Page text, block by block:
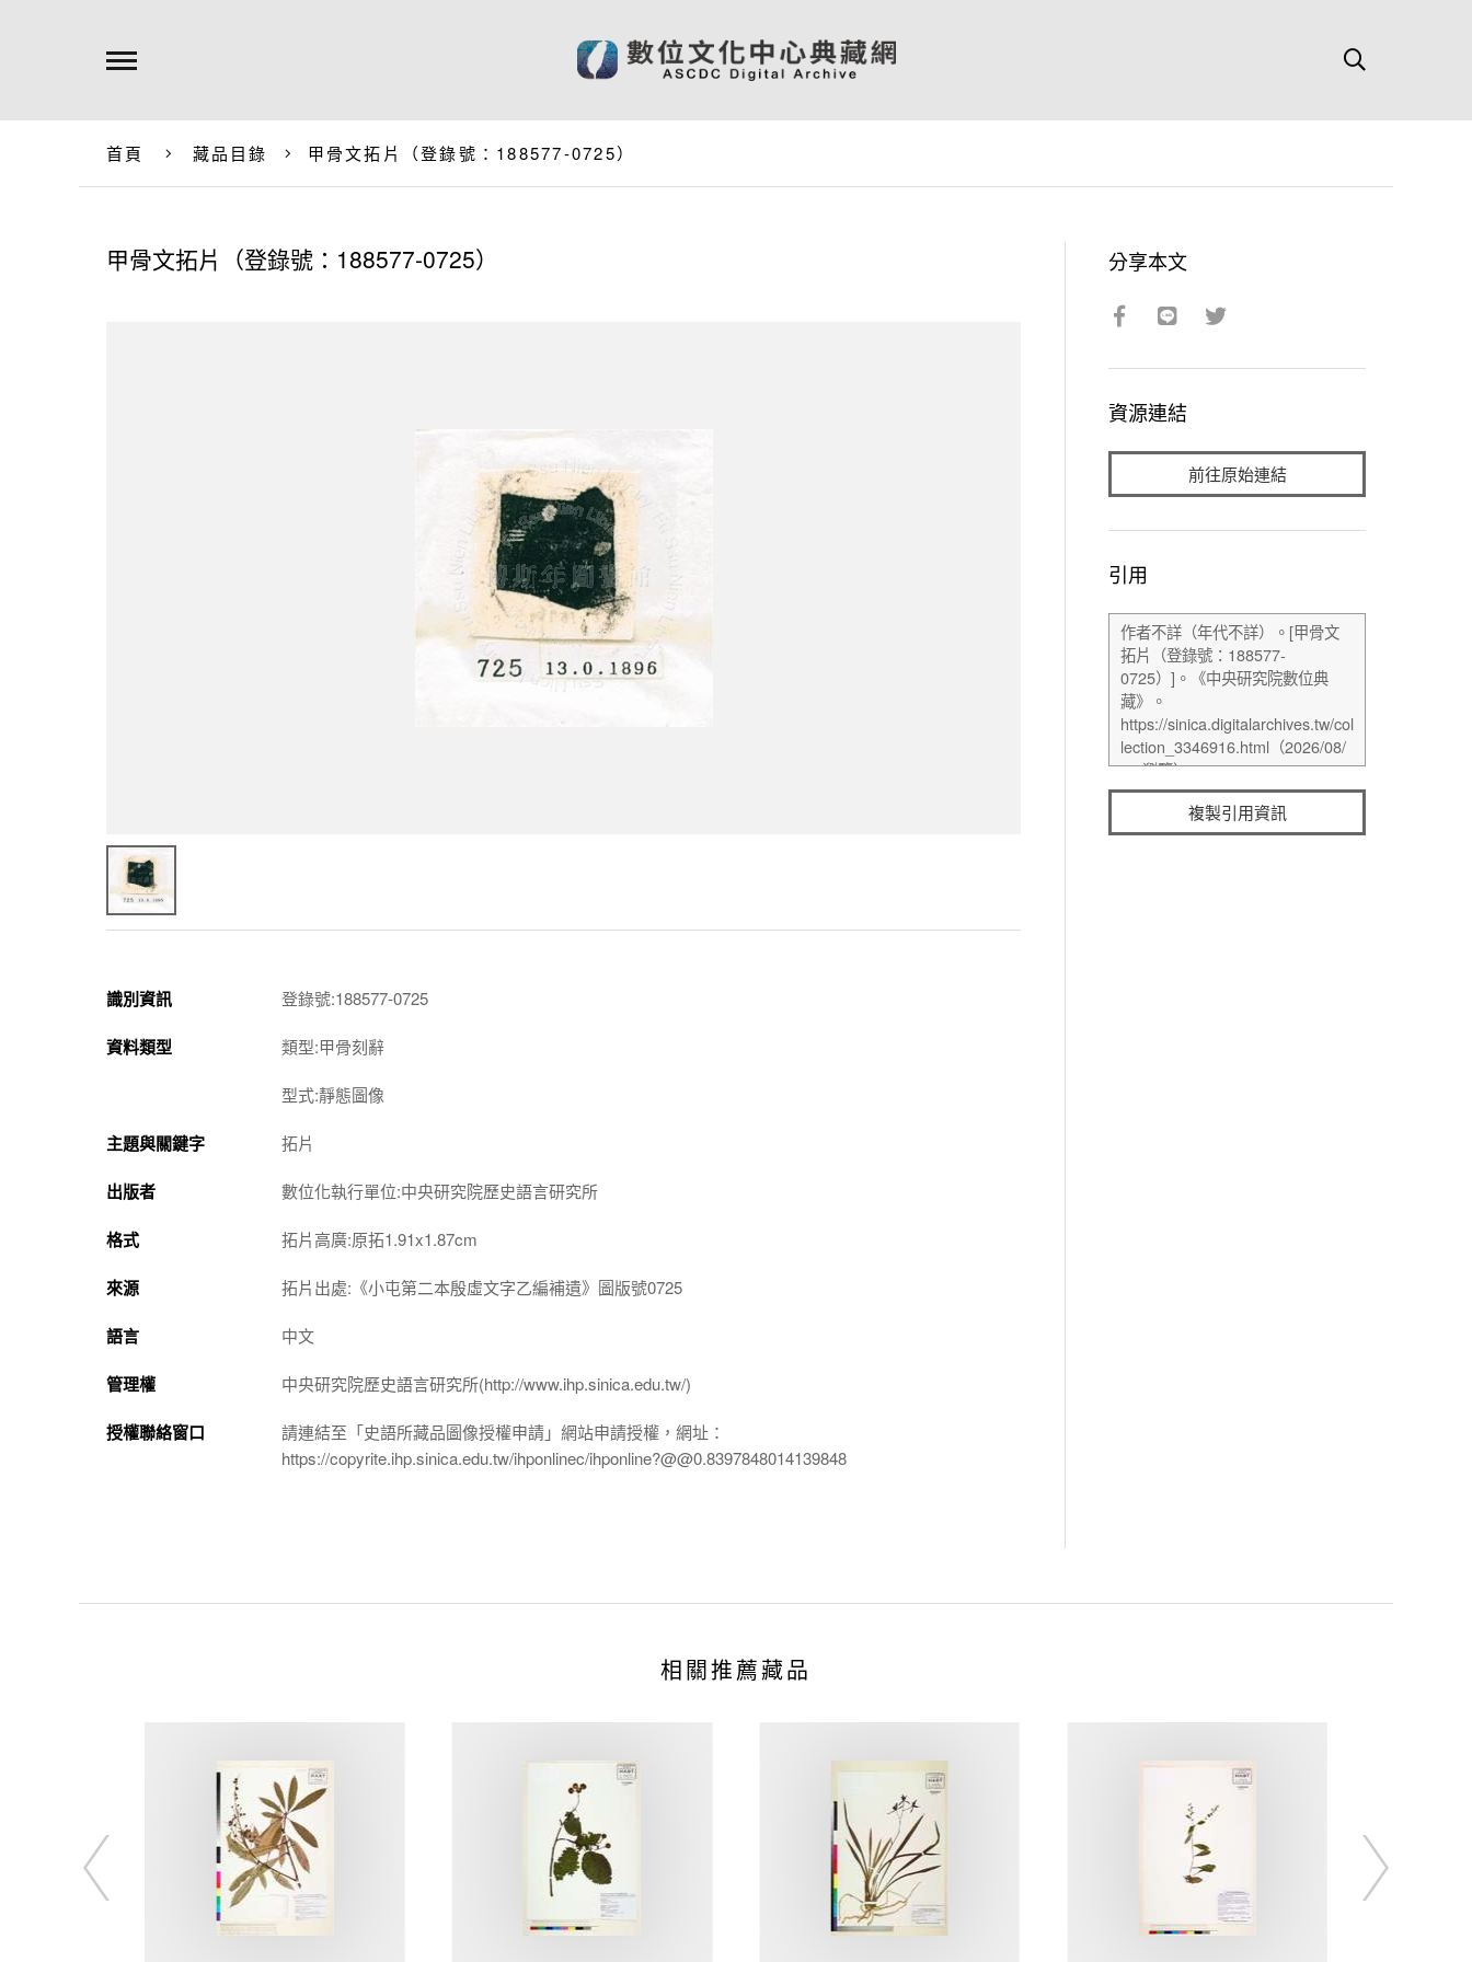
首頁 藏品目錄 甲骨文拓片（登錄號：188577-0725）
甲骨文拓片（登錄號：188577-0725）
識別資訊 登錄號:188577-0725
資料類型 類型:甲骨刻辭
型式:靜態圖像
主題與關鍵字 拓片
出版者 數位化執行單位:中央研究院歷史語言研究所
格式 拓片高廣:原拓1.91x1.87cm
來源 拓片出處:《小屯第二本殷虛文字乙編補遺》圖版號0725
語言 中文
管理權 中央研究院歷史語言研究所(http://www.ihp.sinica.edu.tw/)
授權聯絡窗口
請連結至「史語所藏品圖像授權申請」網站申請授權，網址：
https://copyrite.ihp.sinica.edu.tw/ihponlinec/ihponline?@@0.8397848014139848
分享本文
資源連結
前往原始連結
引用
複製引用資訊
相關推薦藏品